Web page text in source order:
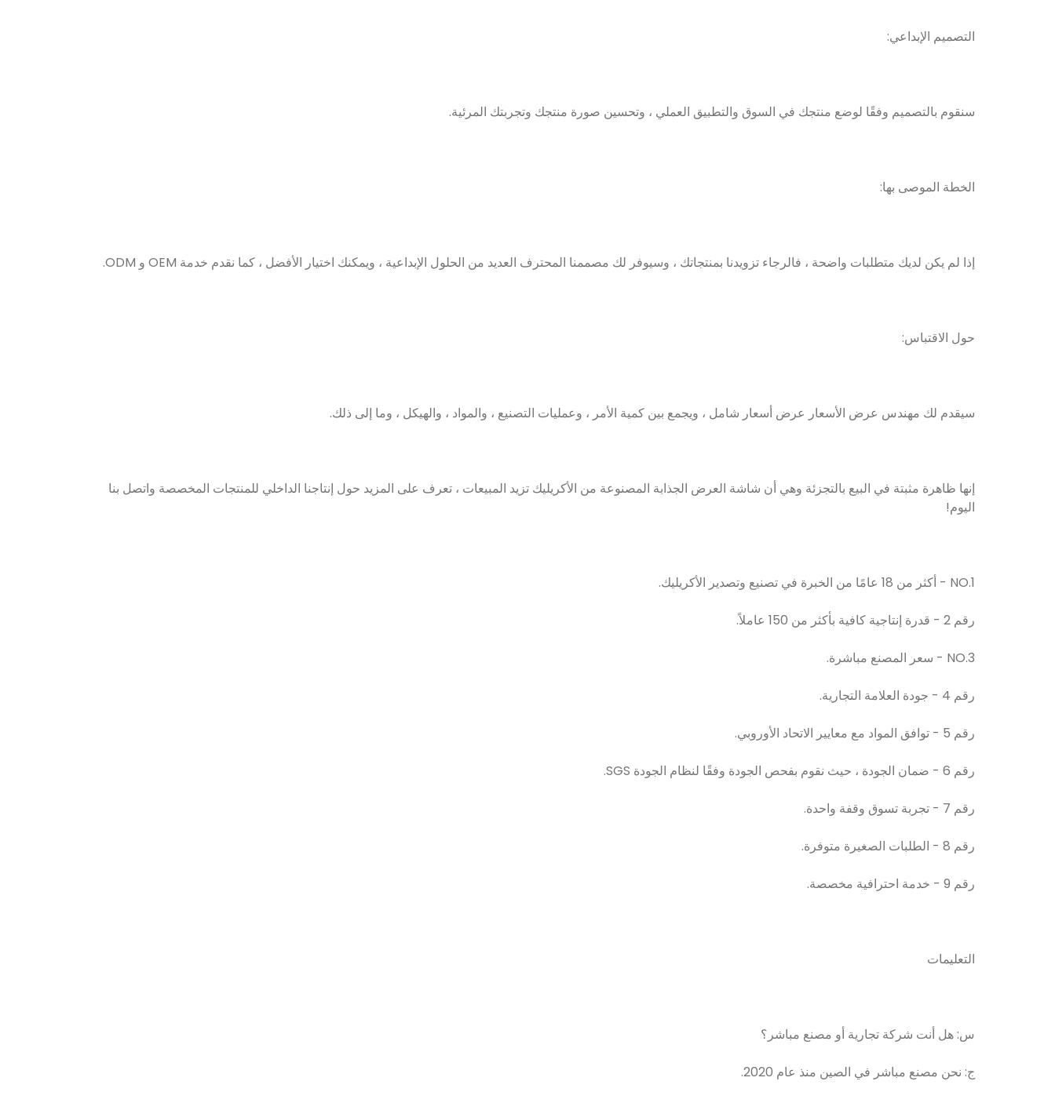
التصميم الإبداعي:
سنقوم بالتصميم وفقًا لوضع منتجك في السوق والتطبيق العملي ، وتحسين صورة منتجك وتجربتك المرئية.
الخطة الموصى بها:
إذا لم يكن لديك متطلبات واضحة ، فالرجاء تزويدنا بمنتجاتك ، وسيوفر لك مصممنا المحترف العديد من الحلول الإبداعية ، ويمكنك اختيار الأفضل ، كما نقدم خدمة OEM و ODM.
حول الاقتباس:
سيقدم لك مهندس عرض الأسعار عرض أسعار شامل ، ويجمع بين كمية الأمر ، وعمليات التصنيع ، والمواد ، والهيكل ، وما إلى ذلك.
إنها ظاهرة مثبتة في البيع بالتجزئة وهي أن شاشة العرض الجذابة المصنوعة من الأكريليك تزيد المبيعات ، تعرف على المزيد حول إنتاجنا الداخلي للمنتجات المخصصة واتصل بنا
اليوم!
NO.1 - أكثر من 18 عامًا من الخبرة في تصنيع وتصدير الأكريليك.
رقم 2 - قدرة إنتاجية كافية بأكثر من 150 عاملاً.
NO.3 - سعر المصنع مباشرة.
رقم 4 - جودة العلامة التجارية.
رقم 5 - توافق المواد مع معايير الاتحاد الأوروبي.
رقم 6 - ضمان الجودة ، حيث نقوم بفحص الجودة وفقًا لنظام الجودة SGS.
رقم 7 - تجربة تسوق وقفة واحدة.
رقم 8 - الطلبات الصغيرة متوفرة.
رقم 9 - خدمة احترافية مخصصة.
التعليمات
س: هل أنت شركة تجارية أو مصنع مباشر؟
ج: نحن مصنع مباشر في الصين منذ عام 2020.